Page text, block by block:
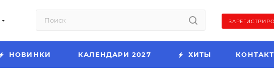
НОВИНКИ КАЛЕНДАРИ 2027 ХИТЫ